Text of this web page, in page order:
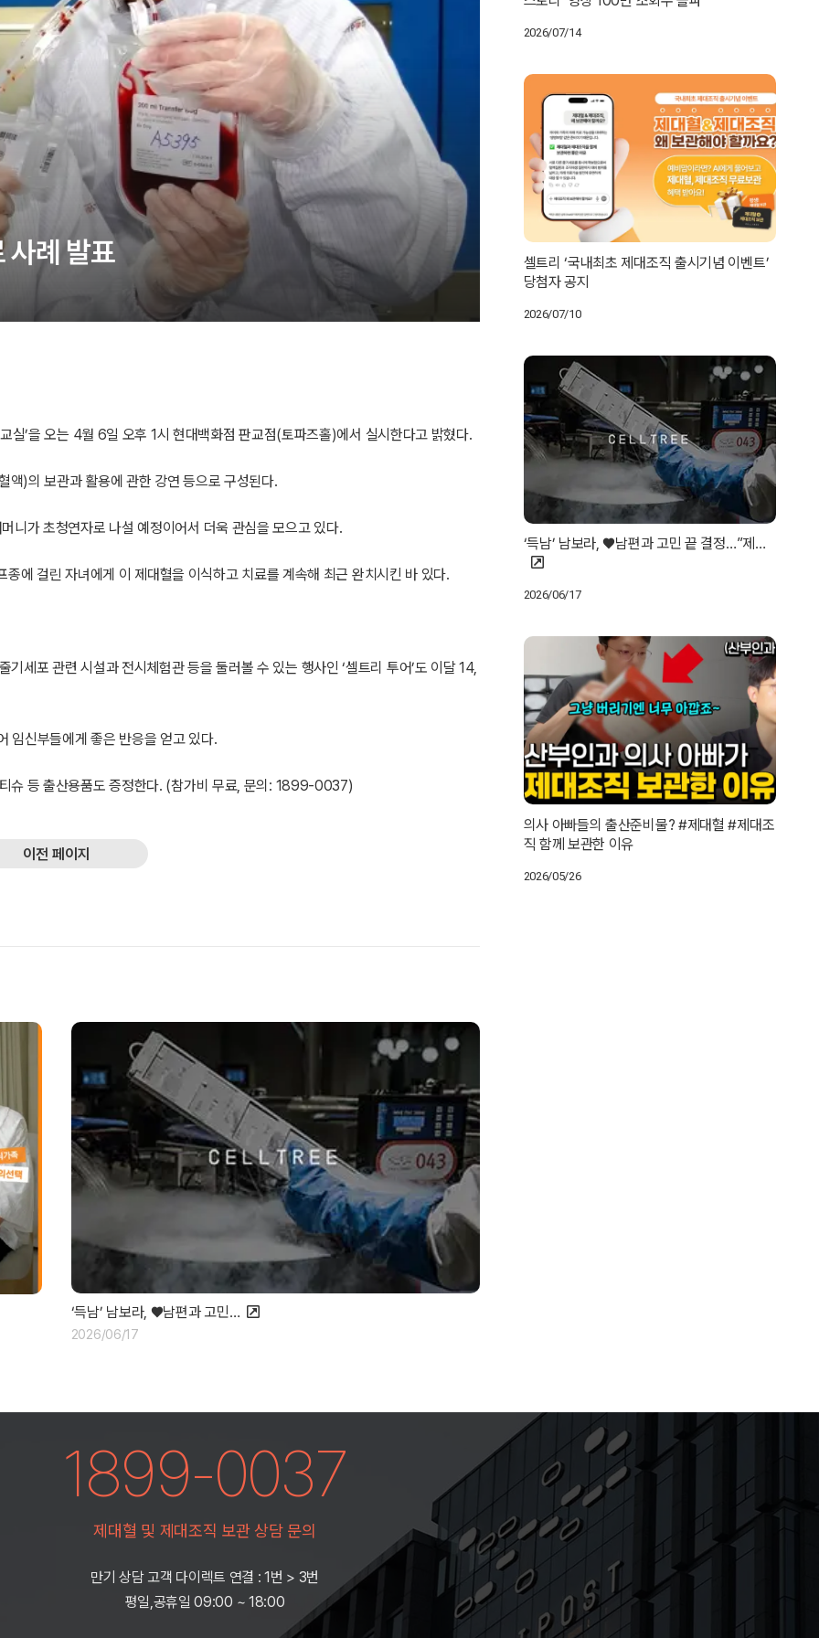
사례 발표
실’을 오는 4월 6일 오후 1시 현대백화점 판교점(토파즈홀)에서 실시한다고 밝혔다.
액)의 보관과 활용에 관한 강연 등으로 구성된다.
니가 초청연자로 나설 예정이어서 더욱 관심을 모으고 있다.
에 걸린 자녀에게 이 제대혈을 이식하고 치료를 계속해 최근 완치시킨 바 있다.
세포 관련 시설과 전시체험관 등을 둘러볼 수 있는 행사인 ‘셀트리 투어’도 이달 14,
임신부들에게 좋은 반응을 얻고 있다.
슈 등 출산용품도 증정한다. (참가비 무료, 문의: 1899-0037)
이전 페이지
‘득남’ 남보라, ♥남편과 고민…
2026/06/17
2026/07/14
셀트리 ‘국내최초 제대조직 출시기념 이벤트’
당첨자 공지
2026/07/10
‘득남’ 남보라, ♥남편과 고민 끝 결정…”제…
2026/06/17
의사 아빠들의 출산준비물? #제대혈 #제대조
직 함께 보관한 이유
2026/05/26
1899-0037
제대혈 및 제대조직 보관 상담 문의
만기 상담 고객 다이렉트 연결 : 1번 > 3번
평일,공휴일 09:00 ~ 18:00